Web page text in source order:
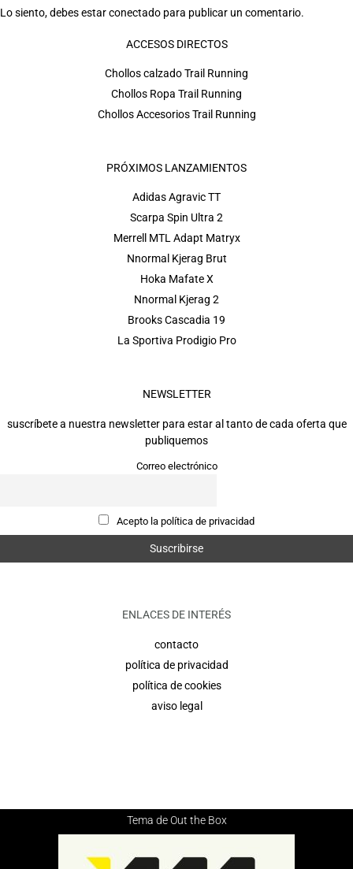
Lo siento, debes estarconectado para publicar un comentario.
ACCESOS DIRECTOS
Chollos calzado Trail Running
Chollos Ropa Trail Running
Chollos Accesorios Trail Running
PRÓXIMOS LANZAMIENTOS
Adidas Agravic TT
Scarpa Spin Ultra 2
Merrell MTL Adapt Matryx
Nnormal Kjerag Brut
Hoka Mafate X
Nnormal Kjerag 2
Brooks Cascadia 19
La Sportiva Prodigio Pro
NEWSLETTER
suscríbete a nuestra newsletter para estar al tanto de cada oferta que
publiquemos
Correo electrónico
Acepto la política de privacidad
ENLACES DE INTERÉS
contacto
política de privacidad
política de cookies
aviso legal
Tema deOut the Box